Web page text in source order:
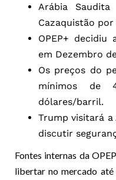
Arábia
Cazaquistão
OPEP+ decidiu
em Dezembro
Os preços do
mínimos de
dólares/barril.
Trump visitará a
discutir
Fontes internas da
libertar no mercado